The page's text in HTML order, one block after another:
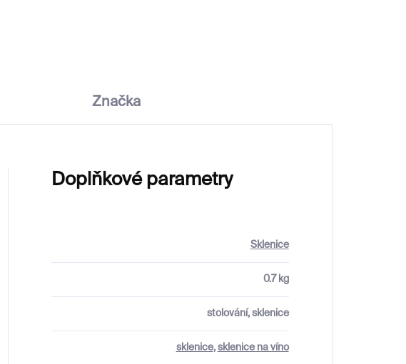
Značka
Doplňkové parametry
Sklenice
0.7 kg
stolování, sklenice
sklenice, sklenice na víno